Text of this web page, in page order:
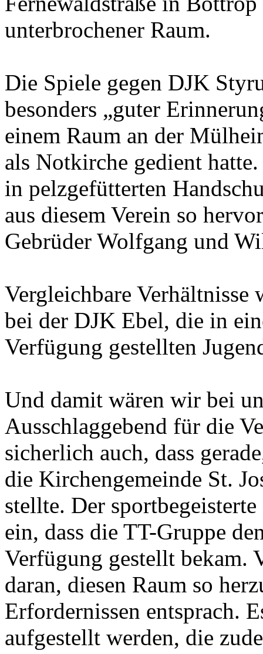
unterbrochener Raum.
Die Spiele gegen DJK
besonders „guter
einem Raum an der
als Notkirche gedient
in pelzgefütterten
aus diesem Verein so
Gebrüder Wolfgang und
Vergleichbare Verhältnisse
bei der DJK Ebel, die in
Verfügung gestellten
Und damit wären wir bei
Ausschlaggebend für die
sicherlich auch, dass
die Kirchengemeinde St.
stellte. Der
ein, dass die TT-Gruppe
Verfügung gestellt bekam.
daran, diesen Raum so
Erfordernissen entsprach.
aufgestellt werden, die